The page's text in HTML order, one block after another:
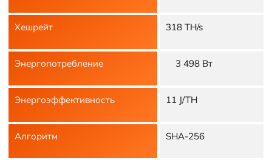
Хешрейт 318 TH/s
Энергопотребление 3 498 Вт
Энергоэффективность 11 J/TH
Алгоритм SHA-256